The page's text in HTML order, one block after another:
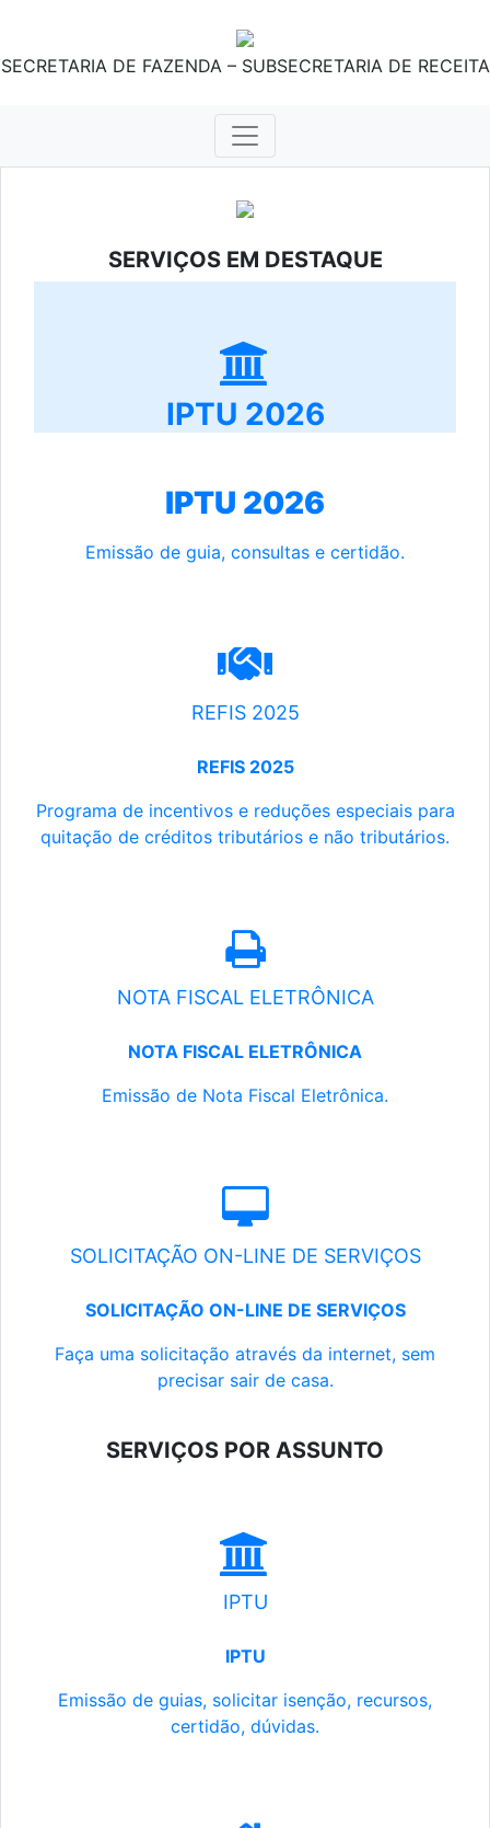
SECRETARIA DE FAZENDA – SUBSECRETARIA DE RECEITA
SERVIÇOS EM DESTAQUE
IPTU 2026
IPTU 2026
Emissão de guia, consultas e certidão.
REFIS 2025
REFIS 2025
Programa de incentivos e reduções especiais para
quitação de créditos tributários e não tributários.
NOTA FISCAL ELETRÔNICA
NOTA FISCAL ELETRÔNICA
Emissão de Nota Fiscal Eletrônica.
SOLICITAÇÃO ON-LINE DE SERVIÇOS
SOLICITAÇÃO ON-LINE DE SERVIÇOS
Faça uma solicitação através da internet, sem
precisar sair de casa.
SERVIÇOS POR ASSUNTO
IPTU
IPTU
Emissão de guias, solicitar isenção, recursos,
certidão, dúvidas.